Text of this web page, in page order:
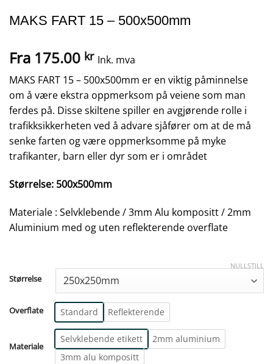
MAKS FART 15 – 500x500mm
Fra 175.00 kr Ink. mva
MAKS FART 15 – 500x500mm er en viktig påminnelse
om å være ekstra oppmerksom på veiene som man
ferdes på. Disse skiltene spiller en avgjørende rolle i
trafikksikkerheten ved å advare sjåfører om at de må
senke farten og være oppmerksomme på myke
trafikanter, barn eller dyr som er i området
Størrelse: 500x500mm
Materiale : Selvklebende / 3mm Alu kompositt / 2mm
Aluminium med og uten reflekterende overflate
Størrelse
Overflate Standard Reflekterende
Materiale
Selvklebende etikett
2mm aluminium
3mm alu kompositt
NULLSTILL